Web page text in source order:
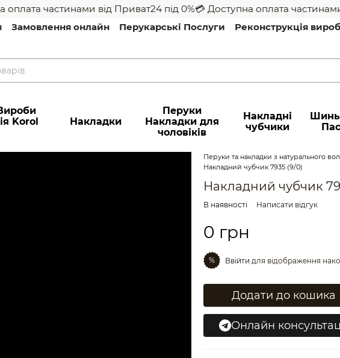
частинами від Приват24 під 0%💳 Доступна оплата частинами
Замовлення онлайн Перукарські Послуги Реконструкція
Korol
Накладки
Перуки
Накладки для
чоловіків
Накладні
чубчики
Перуки та накладки з натурального
Накладний чубчик 7935 (9/0)
Накладний чубчик
В наявності Написати відгук
0 грн
% Ввійти для відображення
Додати до кошика
Онлайн